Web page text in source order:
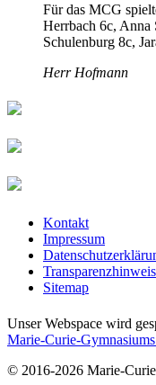
Für das MCG
Herrbach 6c,
Schulenburg 8c,
Herr Hofmann
Kontakt
Impressum
Transparenzhinweis
Sitemap
Unser Webspace wird
Marie-Curie-
© 2016-2026 Marie-